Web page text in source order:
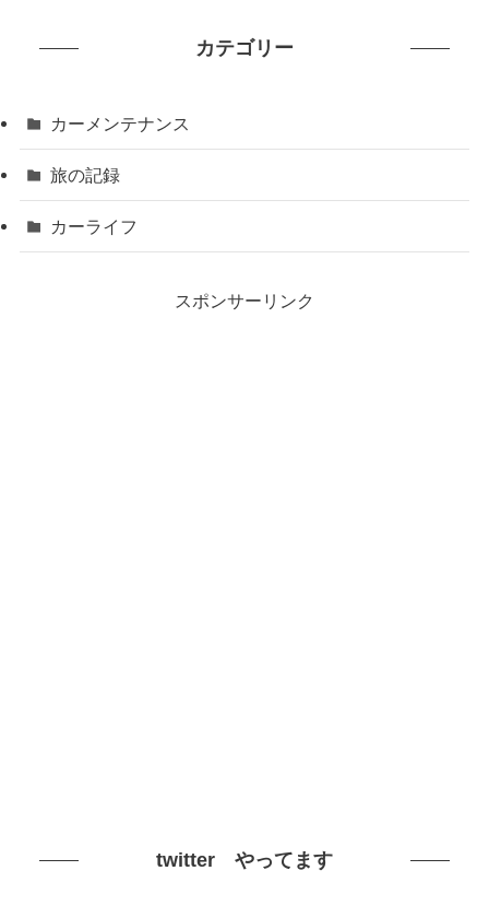
カテゴリー
カーメンテナンス
旅の記録
カーライフ
スポンサーリンク
twitter やってます